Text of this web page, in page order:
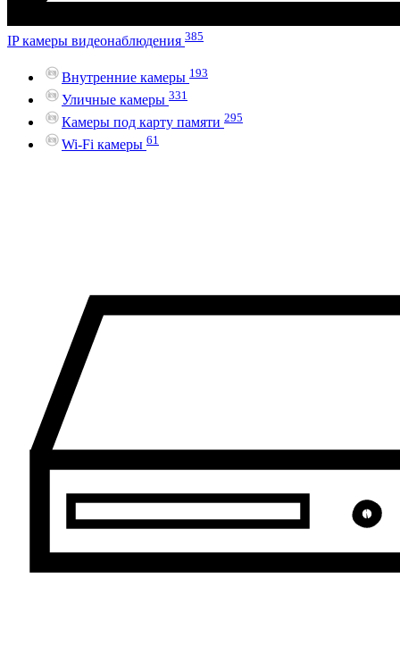
IP камеры видеонаблюдения 385
Внутренние камеры 193
Уличные камеры 331
Камеры под карту памяти 295
Wi-Fi камеры 61